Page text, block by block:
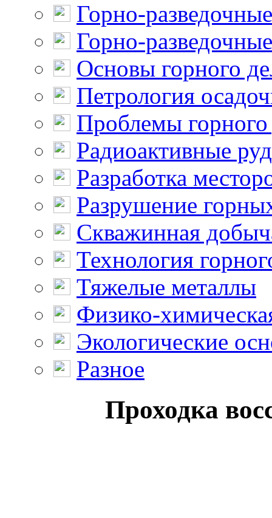
Горно-
Горно-
Основы горного
Петрология
Проблемы горного
Радиоактивные
Разработка
Разрушение
Скважинная
Технология
Тяжелые металлы
Физико-
Экологические
Разное
Проходка